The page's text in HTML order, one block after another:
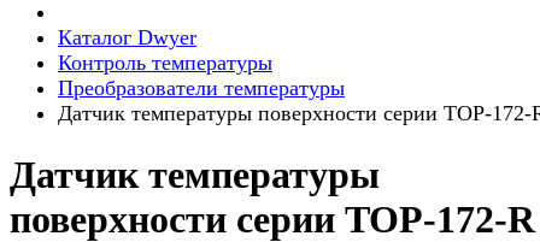
Каталог Dwyer
Контроль температуры
Преобразователи температуры
Датчик температуры поверхности серии TOP-172-
Датчик температуры
поверхности серии TOP-172-R